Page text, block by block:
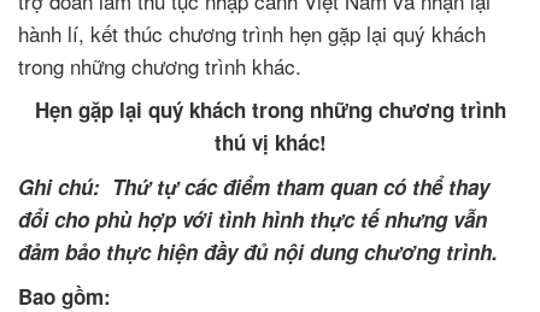
hành lí, kết thúc chương trình hẹn gặp lại quý khách
trong những chương trình khác.
Hẹn gặp lại quý khách trong những chương trình
thú vị khác!
Ghi chú: Thứ tự các điểm tham quan có thể thay
đổi cho phù hợp với tình hình thực tế nhưng vẫn
đảm bảo thực hiện đầy đủ nội dung chương trình.
Bao gồm: